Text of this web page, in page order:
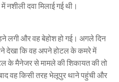
नशीली दवा मिलाई गई थी।
लगी और वह बेहोश हो गई। अगले दिन
कि वह अपने होटल के कमरे में
के मैनेजर से मामले की शिकायत की तो
वह किसी तरह भेलूपुर थाने पहुंची और